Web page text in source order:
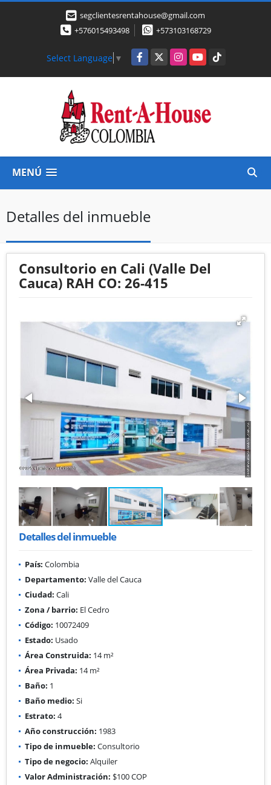
segclientesrentahouse@gmail.com
+576015493498
+573103168729
Select Language ▼ Facebook
X InstagramYouTubeTikTok
MENÚ
Detalles del inmueble
Consultorio en Cali (Valle Del
Cauca) RAH CO: 26-415
Detalles del inmueble
País: Colombia
Departamento: Valle del Cauca
Ciudad: Cali
Zona / barrio: El Cedro
Código: 10072409
Estado: Usado
Área Construida: 14 m²
Área Privada: 14 m²
Baño: 1
Baño medio: Si
Estrato: 4
Año construcción: 1983
Tipo de inmueble: Consultorio
Tipo de negocio: Alquiler
Valor Administración: $100 COP